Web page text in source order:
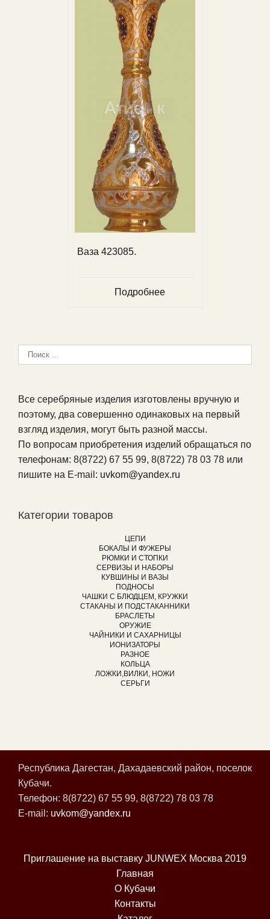
Ваза 423085.
Подробнее
Все серебряные изделия изготовлены вручную и
поэтому, два совершенно одинаковых на первый
взгляд изделия, могут быть разной массы.
По вопросам приобретения изделий обращаться по
телефонам: 8(8722) 67 55 99, 8(8722) 78 03 78 или
пишите на E-mail: uvkom@yandex.ru
Категории товаров
ЦЕПИ
БОКАЛЫ И ФУЖЕРЫ
РЮМКИ И СТОПКИ
СЕРВИЗЫ И НАБОРЫ
КУВШИНЫ И ВАЗЫ
ПОДНОСЫ
ЧАШКИ С БЛЮДЦЕМ, КРУЖКИ
СТАКАНЫ И ПОДСТАКАННИКИ
БРАСЛЕТЫ
ОРУЖИЕ
ЧАЙНИКИ И САХАРНИЦЫ
ИОНИЗАТОРЫ
РАЗНОЕ
КОЛЬЦА
ЛОЖКИ,ВИЛКИ, НОЖИ
СЕРЬГИ
Республика Дагестан, Дахадаевский район, поселок
Кубачи.
Телефон: 8(8722) 67 55 99, 8(8722) 78 03 78
E-mail: uvkom@yandex.ru
Приглашение на выставку JUNWEX Москва 2019
Главная
О Кубачи
Контакты